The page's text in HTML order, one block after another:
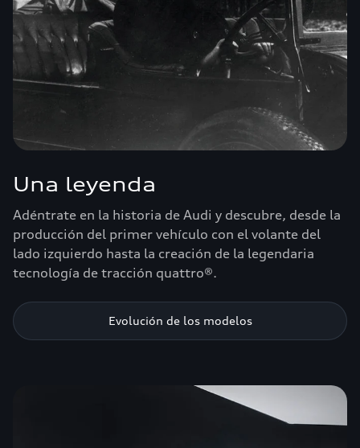
Una leyenda
Adéntrate en la historia de Audi y descubre, desde la
producción del primer vehículo con el volante del
lado izquierdo hasta la creación de la legendaria
tecnología de tracción quattro®.
Evolución de los modelos